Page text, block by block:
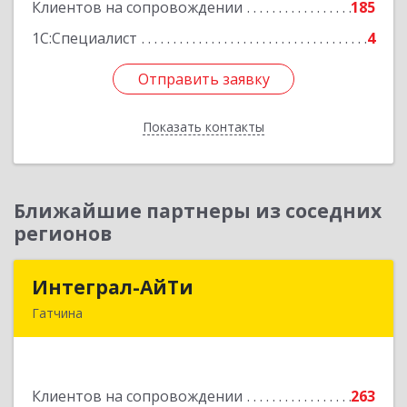
Клиентов на сопровождении
185
1С:Специалист
4
Отправить заявку
Показать контакты
Подробнее
Отправить заявку
Назад
Ближайшие партнеры из соседних
регионов
Интеграл-АйТи
Гатчина
Клиентов на сопровождении
263